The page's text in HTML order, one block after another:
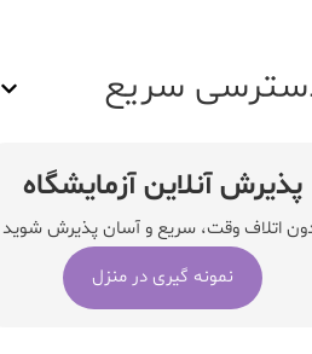
سریع
پذیرش آنلاین آزمایشگاه
اتلاف وقت، سریع و آسان پذیرش شوید
نمونه گیری در منزل